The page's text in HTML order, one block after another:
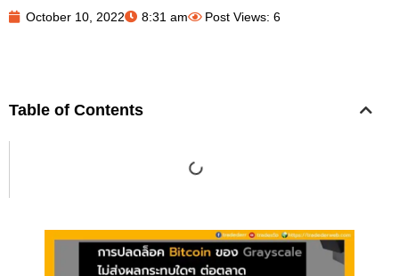
October 10, 2022 8:31 am Post Views: 6
Table of Contents